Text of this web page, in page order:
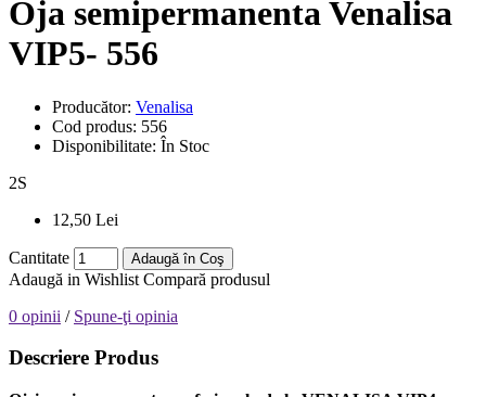
Oja semipermanenta Venalisa
VIP5- 556
Producător: Venalisa
Cod produs: 556
Disponibilitate: În Stoc
2S
12,50 Lei
Cantitate Adaugă în Coş
Adaugă in Wishlist Compară produsul
0 opinii / Spune-ţi opinia
Descriere Produs